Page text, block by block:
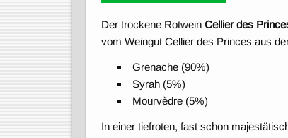
Der trockene RotweinCellier des
vom Weingut Cellier des Princes aus
Grenache (90%)
Syrah (5%)
Mourvèdre (5%)
In einer tiefroten, fast schon